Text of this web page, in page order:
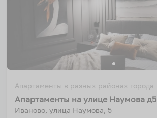
Апартаменты в разных районах города
Апартаменты на улице Наумова д5
Иваново, улица Наумова, 5